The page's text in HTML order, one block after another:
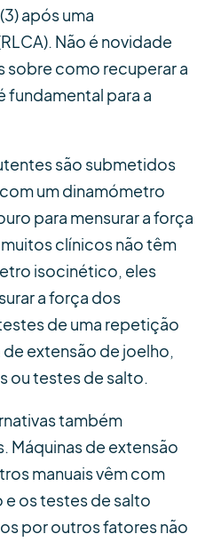
após uma
Não é novidade
sobre como recuperar a
fundamental para a
são submetidos
um dinamómetro
para mensurar a força
clínicos não têm
isocinético, eles
a força dos
de uma repetição
de extensão de joelho,
ou testes de salto.
também
Máquinas de extensão
manuais vêm com
os testes de salto
por outros fatores não